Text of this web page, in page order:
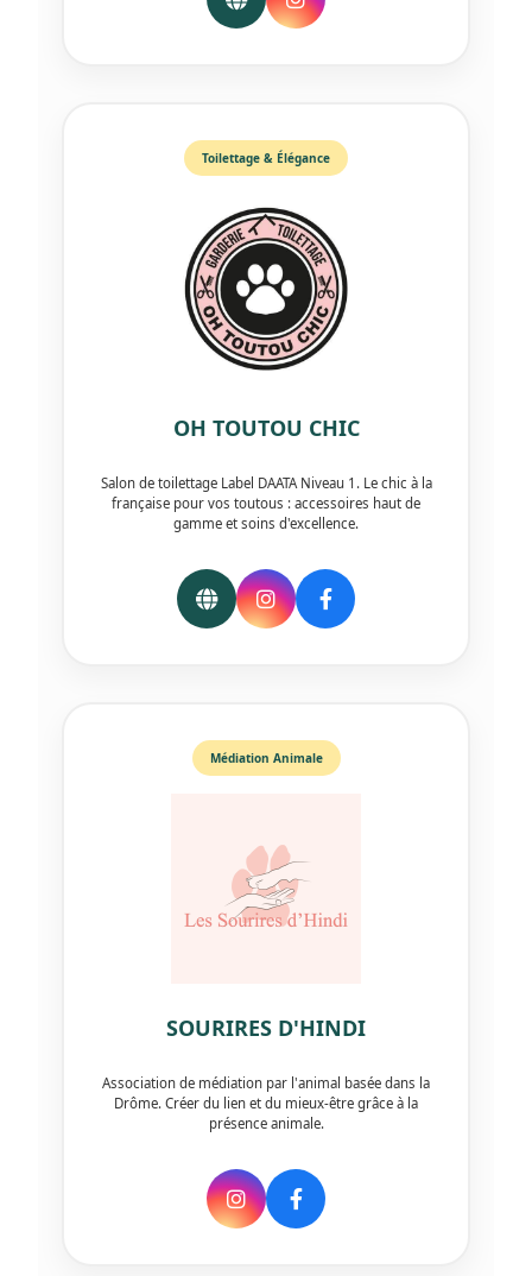
Toilettage & Élégance
OH TOUTOU CHIC
Salon de toilettage Label DAATA Niveau 1. Le chic à la
française pour vos toutous : accessoires haut de
gamme et soins d'excellence.
Médiation Animale
SOURIRES D'HINDI
Association de médiation par l'animal basée dans la
Drôme. Créer du lien et du mieux-être grâce à la
présence animale.